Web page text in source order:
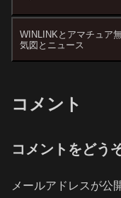
WINLINKとアマチュア
気図とニュース
コメント
コメントをどう
メールアドレスが公